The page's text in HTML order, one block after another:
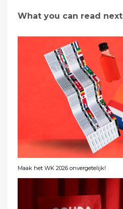
What you can read next
Maak het WK 2026 onvergetelijk!